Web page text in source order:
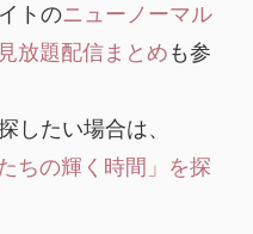
トのニューノーマル
放題配信まとめ も参
したい場合は、
ちの輝く時間」を探